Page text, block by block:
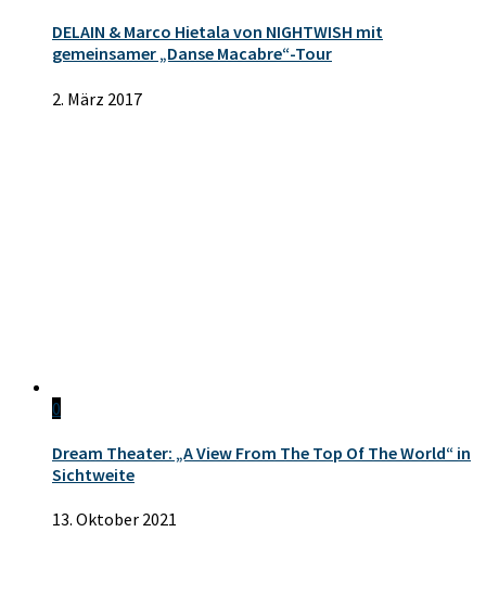
DELAIN & Marco Hietala von NIGHTWISH mit
gemeinsamer „Danse Macabre“-Tour
2. März 2017
0
Dream Theater: „A View From The Top Of The World“ in
Sichtweite
13. Oktober 2021